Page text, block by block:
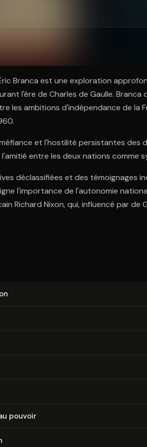
Branca est une exploration
l'ère de Charles de Gaulle.
les ambitions d'indépendance de la
et l'hostilité persistantes des
entre les deux nations comme
déclassifiées et des témoignages
l'importance de l'autonomie
Richard Nixon, qui, influencé par de
pouvoir